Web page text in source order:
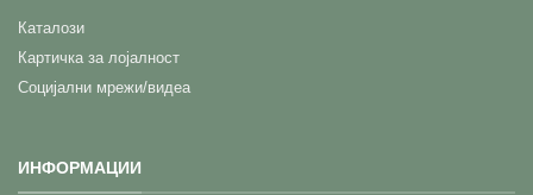
Каталози
Картичка за лојалност
Социјални мрежи/видеа
ИНФОРМАЦИИ